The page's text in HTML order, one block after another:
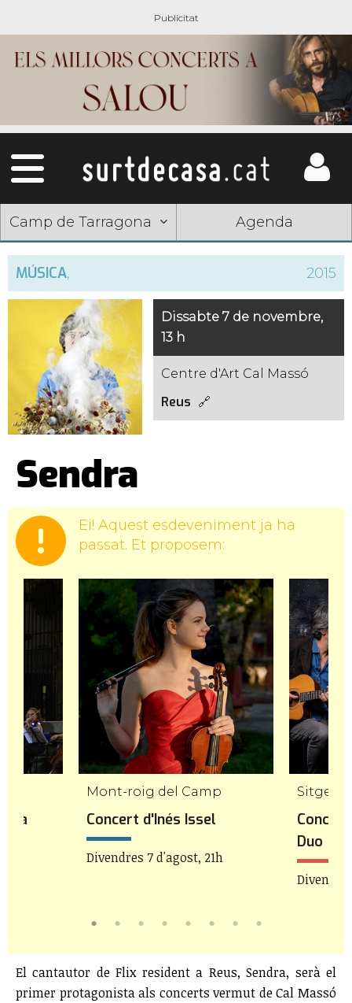
Camp de Tarragona Agenda
MÚSICA, 2015
Dissabte 7 de novembre,
13 h
Centre d'Art Cal Massó
Reus
Sendra
Ei! Aquest esdeveniment ja ha
passat. Et proposem:
Mont-roig del Camp
Concert d'Inés Issel
Divendres 7 d'agost, 21h
Sitges
Duo
El cantautor de Flix resident a Reus, Sendra, serà el
primer protagonista als concerts vermut de Cal Massó